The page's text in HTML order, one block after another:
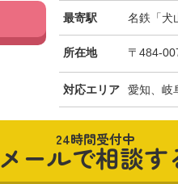
最寄駅 名鉄「犬
所在地 〒484-
対応エリア 愛知、岐
24時間受付中
メールで相談す